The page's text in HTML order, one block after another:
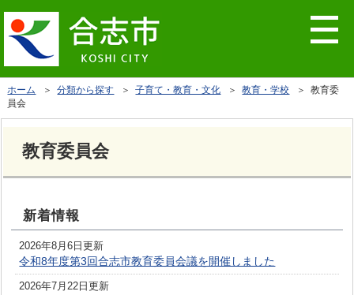
ホーム ＞分類から探す ＞子育て・教育・文化 ＞教育・学校 ＞ 教育委
員会
教育委員会
新着情報
2026年8月6日更新
令和8年度第3回合志市教育委員会議を開催しました
2026年7月22日更新